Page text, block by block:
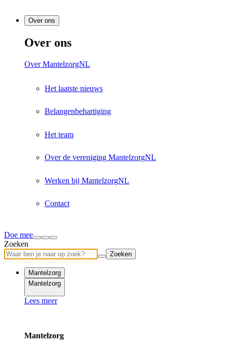
Over ons
Over ons
Over MantelzorgNL
Het laatste nieuws
Belangenbehartiging
Het team
Over de vereniging MantelzorgNL
Werken bij MantelzorgNL
Contact
Doe mee
Zoeken
Zoeken
Mantelzorg
Mantelzorg
Lees meer
Mantelzorg